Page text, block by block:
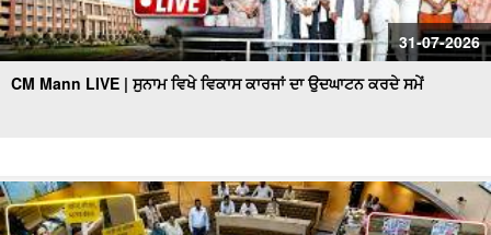
31-07-2026
CM Mann LIVE | ਸੁਨਾਮ ਵਿਖੇ ਵਿਕਾਸ ਕਾਰਜਾਂ ਦਾ ਉਦਘਾਟਨ ਕਰਦੇ ਸਮੇਂ